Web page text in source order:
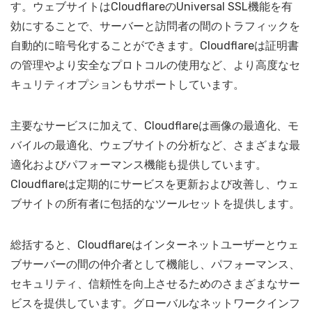
す。ウェブサイトはCloudflareのUniversal SSL機能を有
効にすることで、サーバーと訪問者の間のトラフィックを
自動的に暗号化することができます。Cloudflareは証明書
の管理やより安全なプロトコルの使用など、より高度なセ
キュリティオプションもサポートしています。
主要なサービスに加えて、Cloudflareは画像の最適化、モ
バイルの最適化、ウェブサイトの分析など、さまざまな最
適化およびパフォーマンス機能も提供しています。
Cloudflareは定期的にサービスを更新および改善し、ウェ
ブサイトの所有者に包括的なツールセットを提供します。
総括すると、Cloudflareはインターネットユーザーとウェ
ブサーバーの間の仲介者として機能し、パフォーマンス、
セキュリティ、信頼性を向上させるためのさまざまなサー
ビスを提供しています。グローバルなネットワークインフ